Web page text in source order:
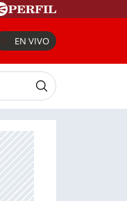
EN VIVO